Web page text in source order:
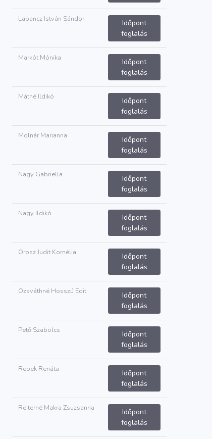
Labancz István Sándor
Időpont
foglalás
Markót Mónika
Időpont
foglalás
Máthé Ildikó
Időpont
foglalás
Molnár Marianna
Időpont
foglalás
Nagy Gabriella
Időpont
foglalás
Nagy Ildikó
Időpont
foglalás
Orosz Judit Kornélia
Időpont
foglalás
Ozsváthné Hosszú Edit
Időpont
foglalás
Pető Szabolcs
Időpont
foglalás
Rebek Renáta
Időpont
foglalás
Reiterné Makra Zsuzsanna
Időpont
foglalás